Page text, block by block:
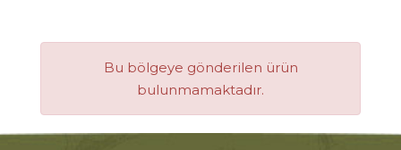
Bu bölgeye gönderilen ürün
bulunmamaktadır.